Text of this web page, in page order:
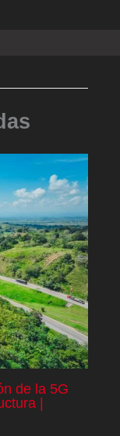
de la 5G
|